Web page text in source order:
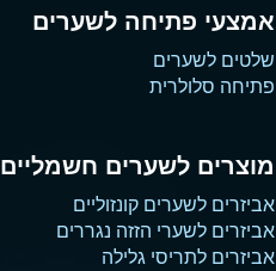
אמצעי פתיחה לשערים
שלטים לשערים
פתיחה סלולרית
מוצרים לשערים חשמליים
אביזרים לשערים קונזוליים
אביזרים לשערי הזזה נגררים
אביזרים לתריסי גלילה